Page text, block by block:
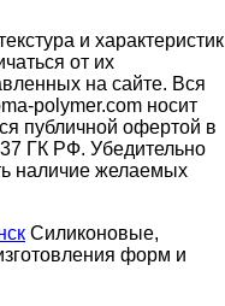
и
от их
на сайте. Вся
polymer.com носит
публичной офертой в
ГК РФ. Убедительно
наличие желаемых
Силиконовые,
форм и